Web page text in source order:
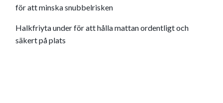
för att minska snubbelrisken
Halkfriyta under för att hålla mattan ordentligt och
säkert på plats